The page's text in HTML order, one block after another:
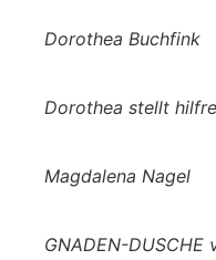
Dorothea Buchfink
Dorothea stellt
Magdalena Nagel
GNADEN-DUSCHE